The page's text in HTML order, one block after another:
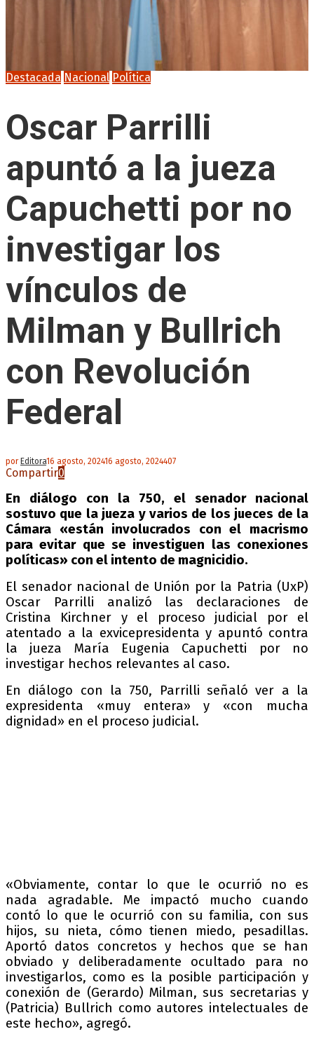
Destacada Nacional Política
Oscar Parrilli
apuntó a la jueza
Capuchetti por no
investigar los
vínculos de
Milman y Bullrich
con Revolución
Federal
porEditora16 agosto, 202416 agosto, 2024407
Compartir0
En diálogo con la 750, el senador nacional
sostuvo que la jueza y varios de los jueces de la
Cámara «están involucrados con el macrismo
para evitar que se investiguen las conexiones
políticas» con el intento de magnicidio.
El senador nacional de Unión por la Patria (UxP)
Oscar Parrilli analizó las declaraciones de
Cristina Kirchner y el proceso judicial por el
atentado a la exvicepresidenta y apuntó contra
la jueza María Eugenia Capuchetti por no
investigar hechos relevantes al caso.
En diálogo con la 750, Parrilli señaló ver a la
expresidenta «muy entera» y «con mucha
dignidad» en el proceso judicial.
«Obviamente, contar lo que le ocurrió no es
nada agradable. Me impactó mucho cuando
contó lo que le ocurrió con su familia, con sus
hijos, su nieta, cómo tienen miedo, pesadillas.
Aportó datos concretos y hechos que se han
obviado y deliberadamente ocultado para no
investigarlos, como es la posible participación y
conexión de (Gerardo) Milman, sus secretarias y
(Patricia) Bullrich como autores intelectuales de
este hecho», agregó.